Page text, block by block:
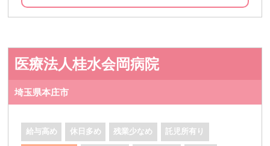
医療法人桂水会岡病院
埼玉県本庄市
給与高め 休日多め 残業少なめ 託児所有り